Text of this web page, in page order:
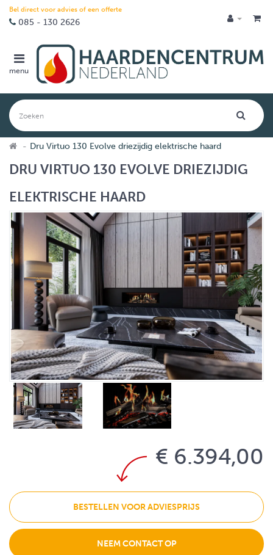
Bel direct voor advies of een offerte
085 - 130 2626
menu
Dru Virtuo 130 Evolve driezijdig elektrische haard
DRU VIRTUO 130 EVOLVE DRIEZIJDIG
ELEKTRISCHE HAARD
€ 6.394,00
BESTELLEN VOOR ADVIESPRIJS
NEEM CONTACT OP